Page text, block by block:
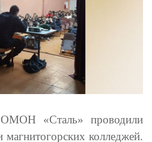
«Сталь» проводили
магнитогорских колледжей.